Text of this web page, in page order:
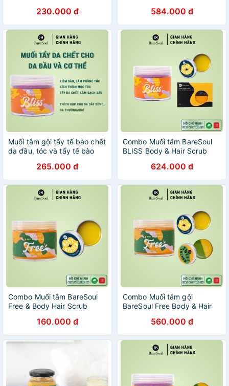
BLISS Body & Hair Scrub
300g
230.000 đ
& Cheek 10g + Sweet Talker
lip scrub 20g
584.000 đ
Muối tắm gội tẩy tế bào chết
da đầu, tóc và tẩy tế bào
BareSoul BLISS Body & Hair
Scrub 300g
265.000 đ
Combo Muối tắm BareSoul
BLISS Body & Hair Scrub
Scrub & Soap 100g + Son
dưỡng Lip Balm & Mask 10g
624.000 đ
Combo Muối tắm BareSoul
Free & Body Hair Scrub
không màu BareSoul Best
Kisser Lip Balm & Mask 10g
160.000 đ
Combo Muối tắm gội
BareSoul Free Body & Hair
Lip Balm Mask 10g + Tẩy tế
bào chết Lip Scrub 20g
560.000 đ